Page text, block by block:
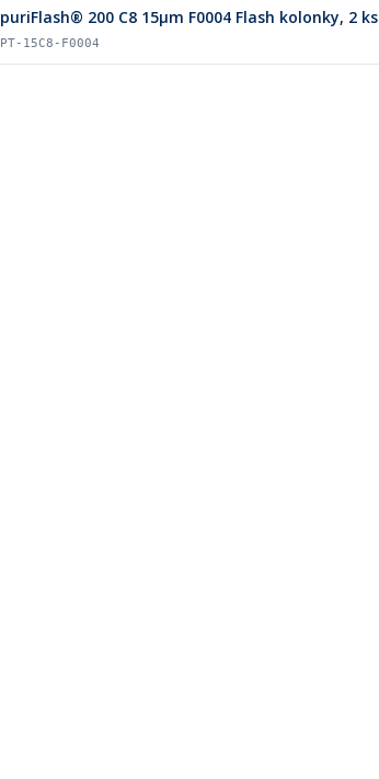
puriFlash® 200 C8 15µm F0004 Flash kolonky, 2 ks
PT-15C8-F0004